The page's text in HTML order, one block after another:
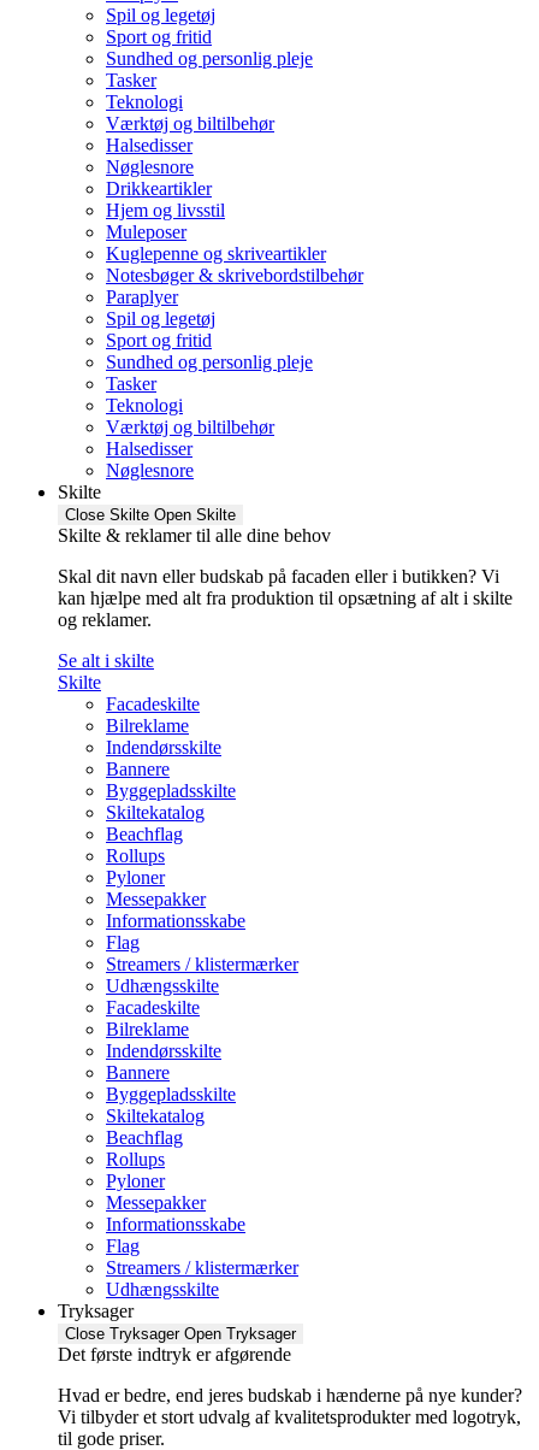
Spil og legetøj
Sport og fritid
Sundhed og personlig pleje
Tasker
Teknologi
Værktøj og biltilbehør
Halsedisser
Nøglesnore
Drikkeartikler
Hjem og livsstil
Muleposer
Kuglepenne og skriveartikler
Notesbøger & skrivebordstilbehør
Paraplyer
Spil og legetøj
Sport og fritid
Sundhed og personlig pleje
Tasker
Teknologi
Værktøj og biltilbehør
Halsedisser
Nøglesnore
Skilte
Close Skilte Open Skilte
Skilte & reklamer til alle dine behov
Skal dit navn eller budskab på facaden eller i butikken? Vi
kan hjælpe med alt fra produktion til opsætning af alt i skilte
og reklamer.
Se alt i skilte
Skilte
Facadeskilte
Bilreklame
Indendørsskilte
Bannere
Byggepladsskilte
Skiltekatalog
Beachflag
Rollups
Pyloner
Messepakker
Informationsskabe
Flag
Streamers / klistermærker
Udhængsskilte
Facadeskilte
Bilreklame
Indendørsskilte
Bannere
Byggepladsskilte
Skiltekatalog
Beachflag
Rollups
Pyloner
Messepakker
Informationsskabe
Flag
Streamers / klistermærker
Udhængsskilte
Tryksager
Close Tryksager Open Tryksager
Det første indtryk er afgørende
Hvad er bedre, end jeres budskab i hænderne på nye kunder?
Vi tilbyder et stort udvalg af kvalitetsprodukter med logotryk,
til gode priser.